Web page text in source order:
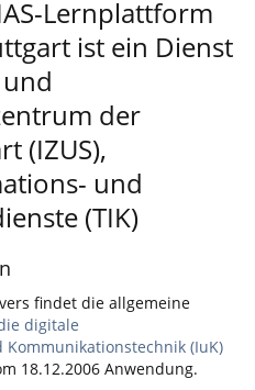
Lernplattform
ist ein Dienst
der
(IZUS),
und
(TIK)
findet die allgemeine
digitale
(IuK)
18.12.2006 Anwendung.